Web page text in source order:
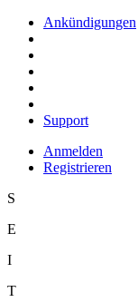
Ankündigungen
Support
Anmelden
Registrieren
S
E
I
T